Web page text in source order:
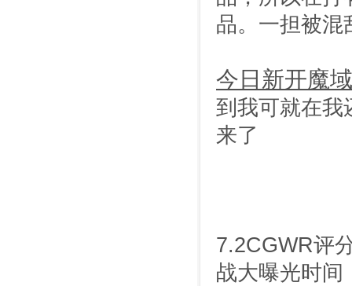
品。一担被混
今日新开魔
到我可就在我
来了
7.2CGWR评
战大曝光时间